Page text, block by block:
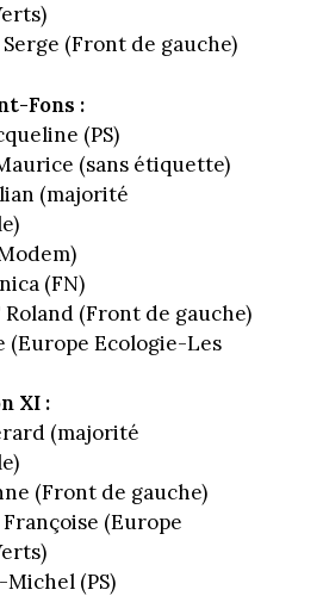
Serge (Front de gauche)
Fons :
(PS)
(sans étiquette)
(majorité
(FN)
Roland (Front de gauche)
(Europe Ecologie-Les
XI :
(majorité
(Front de gauche)
Françoise (Europe
(PS)